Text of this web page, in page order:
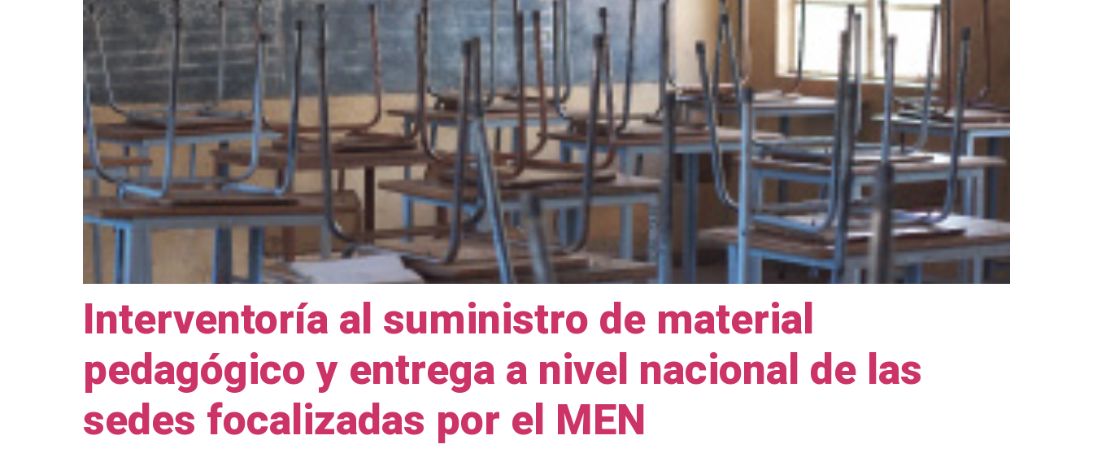
Interventoría al suministro de material
pedagógico y entrega a nivel nacional de las
sedes focalizadas por el MEN